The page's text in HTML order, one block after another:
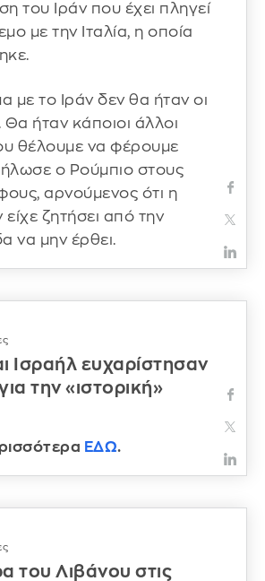
του Ιράν που έχει πληγεί
με την Ιταλία, η οποία
με το Ιράν δεν θα ήταν οι
ήταν κάποιοι άλλοι
θέλουμε να φέρουμε
ο Ρούμπιο στους
αρνούμενος ότι η
ζητήσει από την
να μην έρθει.
Ισραήλ ευχαρίστησαν
την «ιστορική»
ΕΔΩ.
του Λιβάνου στις